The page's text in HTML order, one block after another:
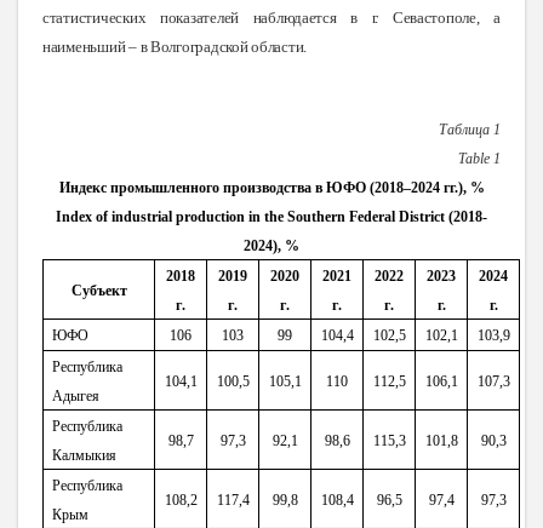
статистических показателей наблюдается в г. Севастополе, а
наименьший – в Волгоградской области.
Таблица 1
Table 1
Индекс промышленного производства в ЮФО (2018–2024 гг.), %
Index of industrial production in the Southern Federal District (2018-
2024), %
Субъект
2018
г.
2019
г.
2020
г.
2021
г.
2022
г.
2023
г.
2024
г.
ЮФО
106 103 99 104,4 102,5 102,1
103,9
Республика
Адыгея
104,1 100,5 105,1 110 112,5 106,1 107,3
Республика
Калмыкия
98,7 97,3 92,1 98,6 115,3 101,8 90,3
Республика
Крым
108,2 117,4 99,8 108,4 96,5 97,4 97,3